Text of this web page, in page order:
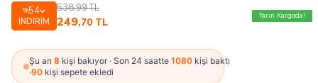
%54
İNDIRIM
538,99TL
249,70 TL
Yarın Kargoda!
Şu an 8 kişi bakıyor · Son 24 saatte 1080 kişi baktı
·90 kişi sepete ekledi